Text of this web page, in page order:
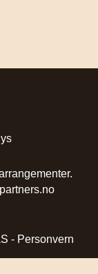
- Personvern